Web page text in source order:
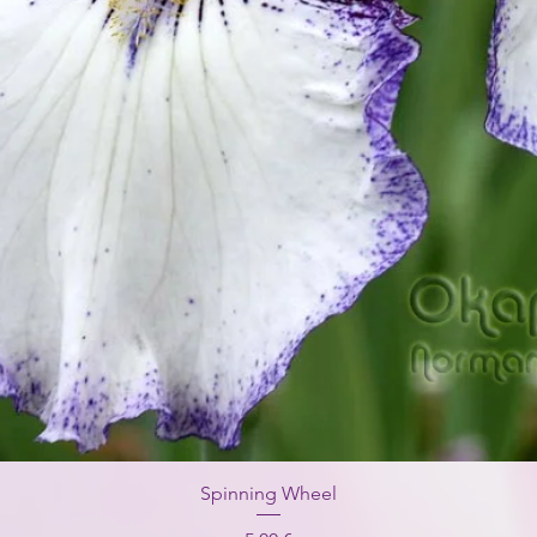
Spinning Wheel